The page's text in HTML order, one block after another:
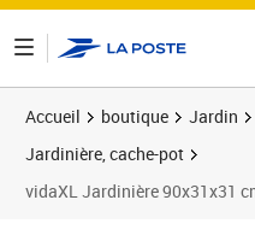
Accueil boutique Jardin
Jardinière, cache-pot
vidaXL Jardinière 90x31x31